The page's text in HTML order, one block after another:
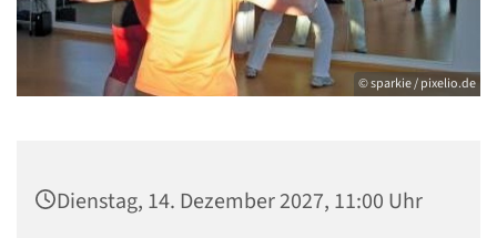
© sparkie / pixelio.de
Dienstag, 14. Dezember 2027, 11:00 Uhr